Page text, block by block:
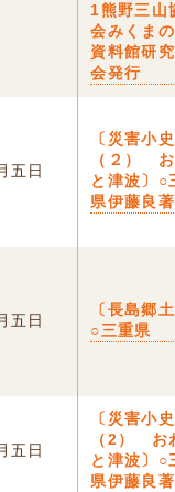
1熊野三山
会みくま
資料館研
会発行
五日
〔災害小史
（２）
と津波〕○
県伊藤良著
五日
〔長島郷
○三重県
五日
〔災害小史
（2） お
と津波〕○
県伊藤良著